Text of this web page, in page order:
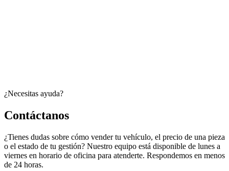
¿Necesitas ayuda?
Contáctanos
¿Tienes dudas sobre cómo vender tu vehículo, el precio de una pieza
o el estado de tu gestión? Nuestro equipo está disponible de lunes a
viernes en horario de oficina para atenderte. Respondemos en menos
de 24 horas.